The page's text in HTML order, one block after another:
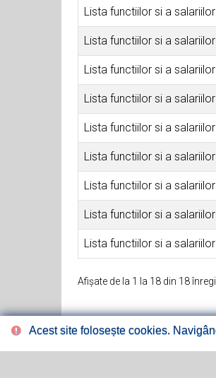
Lista functiilor si a
Lista functiilor si a
Lista functiilor si a
Lista functiilor si a
Lista functiilor si a
Lista functiilor si a
Lista functiilor si a
Lista functiilor si a
Lista functiilor si a
Afișate de la 1 la 18 din 18
Acest site folosește cookies.